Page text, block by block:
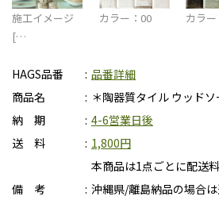
施工イメージ
[…
カラー：00 カラ
HAGS品番
品番詳細
商品名
＊陶器質タイル ウッドソ
納 期
4-6営業日後
送 料
1,800円
本商品は1点ごとに配送
備 考
沖縄県/離島納品の場合